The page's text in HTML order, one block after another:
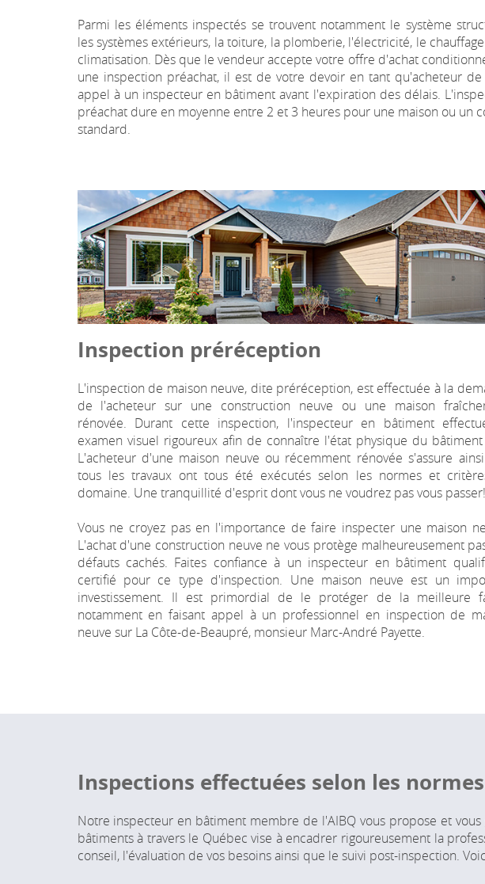
Parmi les éléments inspectés se trouvent notamment le système
les systèmes extérieurs, la toiture, la plomberie, l'électricité, le
climatisation. Dès que le vendeur accepte votre offre d'achat
une inspection préachat, il est de votre devoir en tant qu'acheteur de
appel à un inspecteur en bâtiment avant l'expiration des délais.
préachat dure en moyenne entre 2 et 3 heures pour une maison ou un
standard.
Inspection préréception
L'inspection de maison neuve, dite préréception, est effectuée à la
de l'acheteur sur une construction neuve ou une maison
rénovée. Durant cette inspection, l'inspecteur en bâtiment
examen visuel rigoureux afin de connaître l'état physique du bâtiment
L'acheteur d'une maison neuve ou récemment rénovée s'assure
tous les travaux ont tous été exécutés selon les normes et
domaine. Une tranquillité d'esprit dont vous ne voudrez pas vous passer!
Vous ne croyez pas en l'importance de faire inspecter une maison
L'achat d'une construction neuve ne vous protège malheureusement
défauts cachés. Faites confiance à un inspecteur en bâtiment
certifié pour ce type d'inspection. Une maison neuve est un
investissement. Il est primordial de le protéger de la meilleure
notamment en faisant appel à un professionnel en inspection de
neuve sur La Côte-de-Beaupré, monsieur Marc-André Payette.
Inspections effectuées selon les normes
Notre inspecteur en bâtiment membre de l'AIBQ vous propose et
bâtiments à travers le Québec vise à encadrer rigoureusement la
conseil, l'évaluation de vos besoins ainsi que le suivi post-inspection.